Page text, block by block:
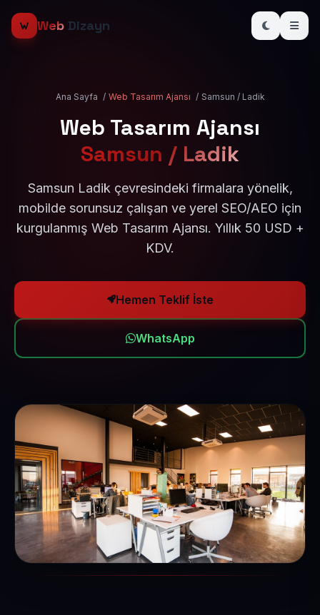
Web Dizayn
Ana Sayfa / Web Tasarım Ajansı / Samsun / Ladik
Web Tasarım Ajansı
Samsun / Ladik
Samsun Ladik çevresindeki firmalara yönelik,
mobilde sorunsuz çalışan ve yerel SEO/AEO için
kurgulanmış Web Tasarım Ajansı. Yıllık 50 USD +
KDV.
Hemen Teklif İste
WhatsApp